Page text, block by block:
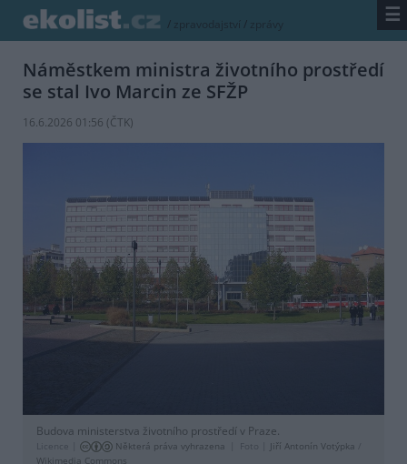
/ zpravodajství / zprávy ☰
Náměstkem ministra životního prostředí
se stal Ivo Marcin ze SFŽP
16.6.2026 01:56 (ČTK)
Budova ministerstva životního prostředí v Praze.
Licence | Některá práva vyhrazena Foto | Jiří Antonín Votýpka
Wikimedia Commons